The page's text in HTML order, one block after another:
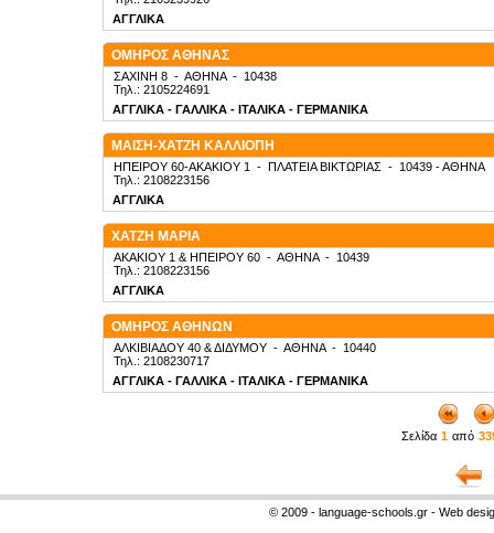
ΑΓΓΛΙΚΑ
ΟΜΗΡΟΣ ΑΘΗΝΑΣ
ΣΑΧΙΝΗ 8 - ΑΘΗΝΑ- 10438
Τηλ.: 2105224691
ΑΓΓΛΙΚΑ - ΓΑΛΛΙΚΑ - ΙΤΑΛΙΚΑ - ΓΕΡΜΑΝΙΚΑ
ΜΑΙΣΗ-ΧΑΤΖΗ ΚΑΛΛΙΟΠΗ
ΗΠΕΙΡΟΥ 60-ΑΚΑΚΙΟΥ 1 - ΠΛΑΤΕΙΑ ΒΙΚΤΩΡΙΑΣ - 10439 - ΑΘΗΝΑ
Τηλ.: 2108223156
ΑΓΓΛΙΚΑ
ΧΑΤΖΗ ΜΑΡΙΑ
ΑΚΑΚΙΟΥ 1 & ΗΠΕΙΡΟΥ 60 - ΑΘΗΝΑ- 10439
Τηλ.: 2108223156
ΑΓΓΛΙΚΑ
ΟΜΗΡΟΣ ΑΘΗΝΩΝ
ΑΛΚΙΒΙΑΔΟΥ 40 & ΔΙΔΥΜΟΥ - ΑΘΗΝΑ- 10440
Τηλ.: 2108230717
ΑΓΓΛΙΚΑ - ΓΑΛΛΙΚΑ - ΙΤΑΛΙΚΑ - ΓΕΡΜΑΝΙΚΑ
Σελίδα 1 από
© 2009 - language-schools.gr - Web